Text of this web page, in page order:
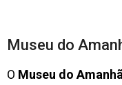
Museu do
O Museu do